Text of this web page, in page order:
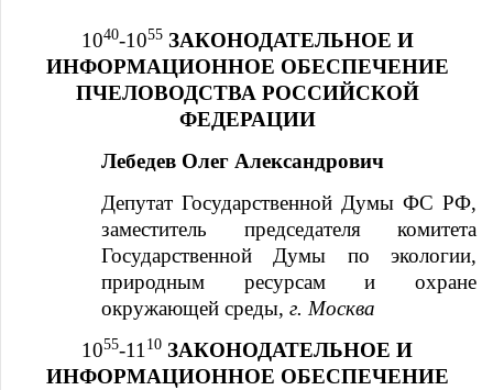
1040-1055 ЗАКОНОДАТЕЛЬНОЕ И
ИНФОРМАЦИОННОЕ ОБЕСПЕЧЕНИЕ
ПЧЕЛОВОДСТВА РОССИЙСКОЙ
ФЕДЕРАЦИИ
Лебедев Олег Александрович
Депутат Государственной Думы ФС РФ,
заместитель председателя комитета
Государственной Думы по экологии,
природным ресурсам и охране
окружающей среды, г. Москва
1055-1110 ЗАКОНОДАТЕЛЬНОЕ И
ИНФОРМАЦИОННОЕ ОБЕСПЕЧЕНИЕ